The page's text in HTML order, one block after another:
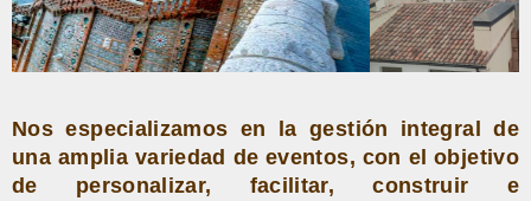
Nos especializamos en la gestión integral de
una amplia variedad de eventos, con el objetivo
de personalizar, facilitar, construir e